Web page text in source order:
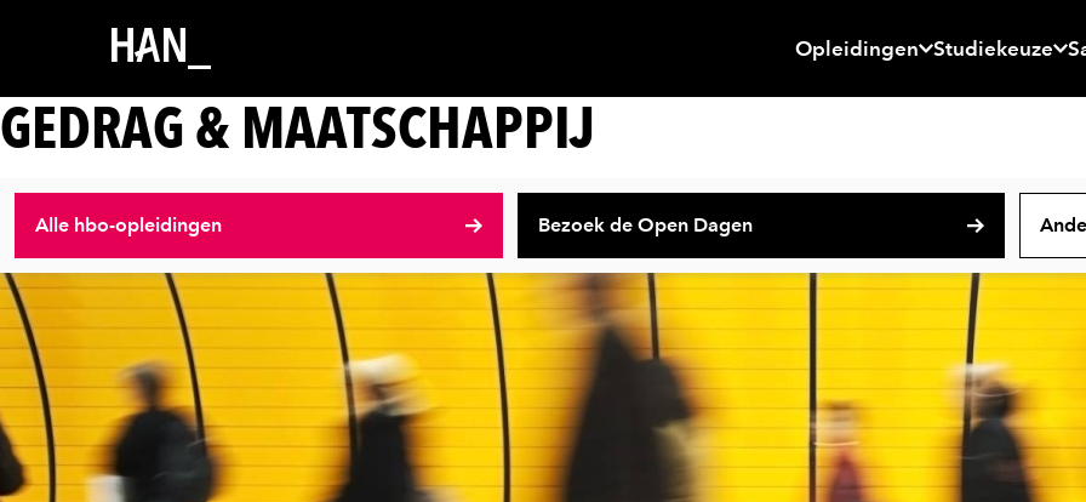
Opleidingen Studiekeuze
GEDRAG & MAATSCHAPPIJ
Alle hbo-opleidingen Bezoek de Open Dagen